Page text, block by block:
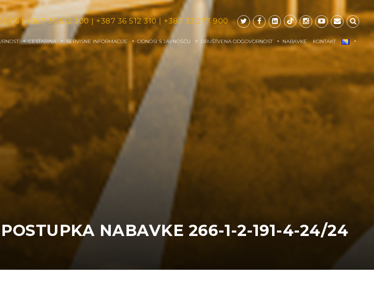
06|+387 36 512 300 | +387 36 512 310| +387 33 277 900
CESTARINA SERVISNE INFORMACIJE ODNOSI S JAVNOŠĆU DRUŠTVENA ODGOVORNOST NABAVKE KONTAKT
NABAVKE 266-1-2-191-4-24/24